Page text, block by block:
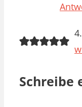
Schreibe